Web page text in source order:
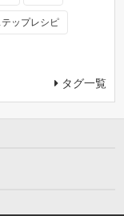
テップレシピ
タグ一覧